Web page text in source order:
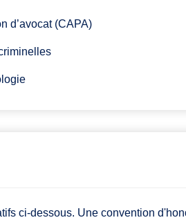
d’avocat (CAPA)
ci-dessous. Une convention